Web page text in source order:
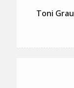
Toni Grau